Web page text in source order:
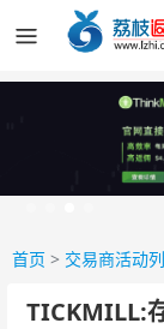
首页 > 交易商活动
TICKMILL: